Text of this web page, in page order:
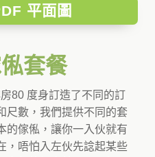
平面圖
套餐
80 度身訂造了不同的訂
尺數，我們提供不同的套
的傢俬，讓你一入伙就有
，唔怕入左伙先諗起某些